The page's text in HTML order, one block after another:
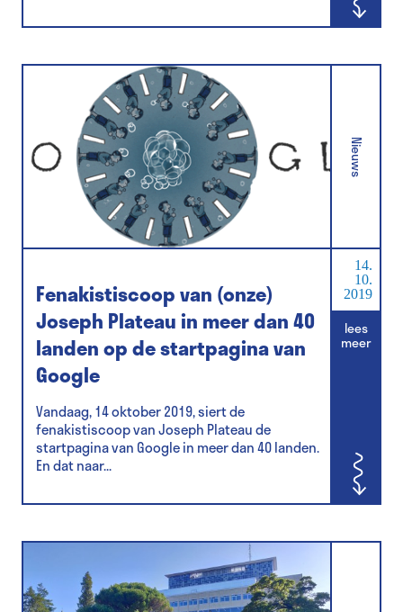
Nieuws
Fenakistiscoop van (onze)
Joseph Plateau in meer dan 40
landen op de startpagina van
Google
Vandaag, 14 oktober 2019, siert de
fenakistiscoop van Joseph Plateau de
startpagina van Google in meer dan 40 landen.
En dat naar...
14.
10.
2019
lees
meer